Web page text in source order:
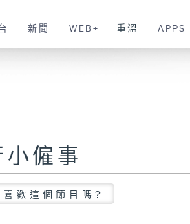
新聞 WEB+ 重溫 APPS
僱事
喜歡這個節目嗎?